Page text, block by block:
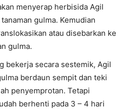
menyerap herbisida Agil
gulma. Kemudian
atau disebarkan ke
gulma.
bekerja secara sestemik, Agil
berdaun sempit dan teki
penyemprotan. Tetapi
berhenti pada 3 – 4 hari